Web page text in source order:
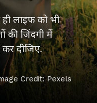
लाइफ को भी
की जिंदगी में
कर दीजिए.
Credit: Pexels